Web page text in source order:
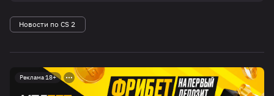
Новости по CS 2
Реклама 18+